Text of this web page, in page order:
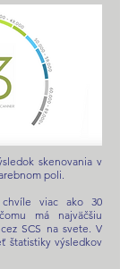
skenovania v
poli.
viac ako 30
má najväčšiu
SCS na svete. V
štatistiky výsledkov